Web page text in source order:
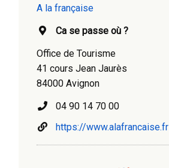
A la française
Ca se passe où ?
Office de Tourisme
41 cours Jean Jaurès
84000 Avignon
04 90 14 70 00
https://www.alafrancaise.fr